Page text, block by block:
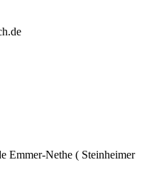
Emmer-Nethe ( Steinheimer